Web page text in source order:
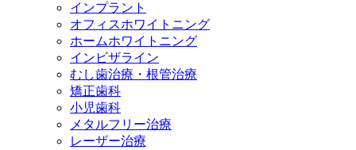
インプラント
オフィスホワイトニング
ホームホワイトニング
インビザライン
むし歯治療・根管治療
矯正歯科
小児歯科
メタルフリー治療
レーザー治療